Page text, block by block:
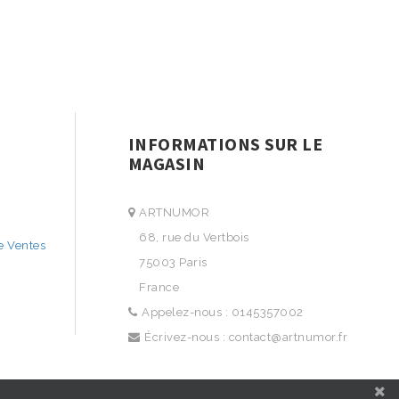
Ventes
INFORMATIONS SUR LE
MAGASIN
ARTNUMOR
68, rue du Vertbois
75003 Paris
France
Appelez-nous : 0145357002
Écrivez-nous : contact@artnumor.fr